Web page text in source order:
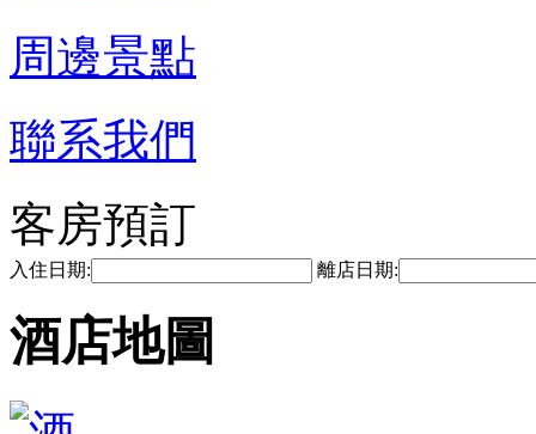
周邊景點
聯系我們
客房預訂
入住日期: 離店日期:
酒店地圖